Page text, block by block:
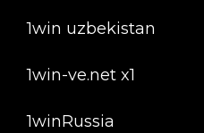
1win uzbekistan
1win-ve.net x1
1winRussia